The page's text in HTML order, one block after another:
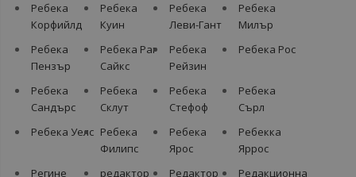
Ребека
Корфийлд
Ребека
Куин
Ребека
Леви-Гант
Ребека
Милър
Ребека
Пензър
Ребека Раг
Сайкс
Ребека
Рейзин
Ребека Рос
Ребека
Сандърс
Ребека
Склут
Ребека
Стефоф
Ребека
Сърл
Ребека Уелс Ребека
Филипс
Ребека
Ярос
Ребекка
Яррос
Регине
редактор
Редактор
Редакционна